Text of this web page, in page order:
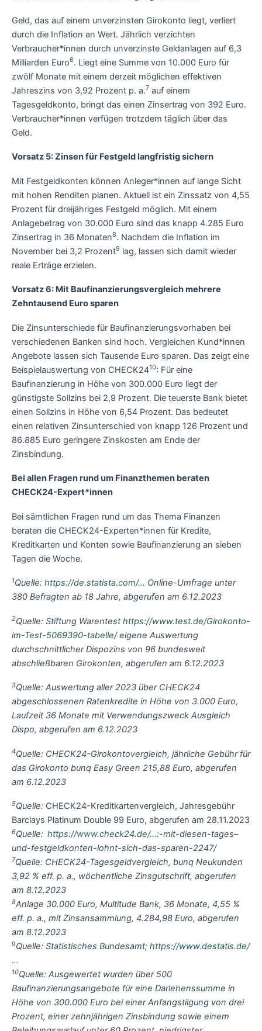
Geld, das auf einem unverzinsten Girokonto liegt, verliert
durch die Inflation an Wert. Jährlich verzichten
Verbraucher*innen durch unverzinste Geldanlagen auf 6,3
Milliarden Euro6. Liegt eine Summe von 10.000 Euro für
zwölf Monate mit einem derzeit möglichen effektiven
Jahreszins von 3,92 Prozent p. a.7 auf einem
Tagesgeldkonto, bringt das einen Zinsertrag von 392 Euro.
Verbraucher*innen verfügen trotzdem täglich über das
Geld.
Vorsatz 5: Zinsen für Festgeld langfristig sichern
Mit Festgeldkonten können Anleger*innen auf lange Sicht
mit hohen Renditen planen. Aktuell ist ein Zinssatz von 4,55
Prozent für dreijähriges Festgeld möglich. Mit einem
Anlagebetrag von 30.000 Euro sind das knapp 4.285 Euro
Zinsertrag in 36 Monaten8. Nachdem die Inflation im
November bei 3,2 Prozent9 lag, lassen sich damit wieder
reale Erträge erzielen.
Vorsatz 6: Mit Baufinanzierungsvergleich mehrere
Zehntausend Euro sparen
Die Zinsunterschiede für Baufinanzierungsvorhaben bei
verschiedenen Banken sind hoch. Vergleichen Kund*innen
Angebote lassen sich Tausende Euro sparen. Das zeigt eine
Beispielauswertung von CHECK2410: Für eine
Baufinanzierung in Höhe von 300.000 Euro liegt der
günstigste Sollzins bei 2,9 Prozent. Die teuerste Bank bietet
einen Sollzins in Höhe von 6,54 Prozent. Das bedeutet
einen relativen Zinsunterschied von knapp 126 Prozent und
86.885 Euro geringere Zinskosten am Ende der
Zinsbindung.
Bei allen Fragen rund um Finanzthemen beraten
CHECK24-Expert*innen
Bei sämtlichen Fragen rund um das Thema Finanzen
beraten die CHECK24-Experten*innen für Kredite,
Kreditkarten und Konten sowie Baufinanzierung an sieben
Tagen die Woche.
1Quelle: https://de.statista.com/… Online-Umfrage unter
380 Befragten ab 18 Jahre, abgerufen am 6.12.2023
2Quelle: Stiftung Warentesthttps://www.test.de/Girokonto-
im-Test-5069390-tabelle/eigene Auswertung
durchschnittlicher Dispozins von 96 bundesweit
abschließbaren Girokonten, abgerufen am 6.12.2023
3Quelle: Auswertung aller 2023 über CHECK24
abgeschlossenen Ratenkredite in Höhe von 3.000 Euro,
Laufzeit 36 Monate mit Verwendungszweck Ausgleich
Dispo, abgerufen am 6.12.2023
4Quelle: CHECK24-Girokontovergleich, jährliche Gebühr für
das Girokonto bunq Easy Green 215,88 Euro, abgerufen
am 6.12.2023
5Quelle: CHECK24-Kreditkartenvergleich, Jahresgebühr
Barclays Platinum Double 99 Euro, abgerufen am 28.11.2023
6Quelle: https://www.check24.de/…:-mit-diesen-tages–
und-festgeldkonten-lohnt-sich-das-sparen-2247/
7Quelle: CHECK24-Tagesgeldvergleich, bunq Neukunden
3,92 % eff. p. a., wöchentliche Zinsgutschrift, abgerufen
am 8.12.2023
8Anlage 30.000 Euro, Multitude Bank, 36 Monate, 4,55 %
eff. p. a., mit Zinsansammlung, 4.284,98 Euro, abgerufen
am 8.12.2023
9Quelle: Statistisches Bundesamt; https://www.destatis.de/
…
10Quelle: Ausgewertet wurden über 500
Baufinanzierungsangebote für eine Darlehenssumme in
Höhe von 300.000 Euro bei einer Anfangstilgung von drei
Prozent, einer zehnjährigen Zinsbindung sowie einem